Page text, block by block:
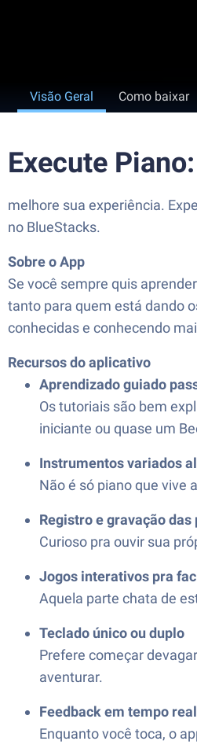
Visão Geral Como baixar
Execute
melhore sua experiência.
no BlueStacks.
Sobre o App
Se você sempre quis
tanto para quem está dando
conhecidas e conhecendo
Recursos do aplicativo
Aprendizado guiado
Os tutoriais são bem
iniciante ou quase um
Instrumentos variados
Não é só piano que vive
Registro e gravação das
Curioso pra ouvir sua
Jogos interativos pra
Aquela parte chata de
Teclado único ou duplo
Prefere começar
aventurar.
Feedback em tempo real
Enquanto você toca, o